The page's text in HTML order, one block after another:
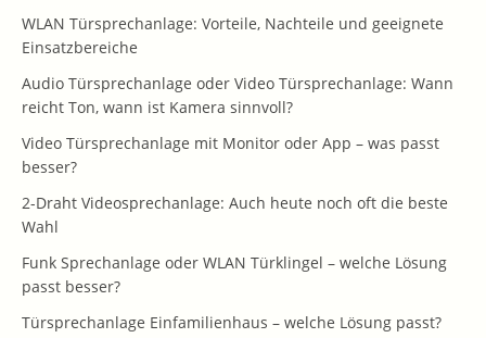
WLAN Türsprechanlage: Vorteile, Nachteile und geeignete
Einsatzbereiche
Audio Türsprechanlage oder Video Türsprechanlage: Wann
reicht Ton, wann ist Kamera sinnvoll?
Video Türsprechanlage mit Monitor oder App – was passt
besser?
2-Draht Videosprechanlage: Auch heute noch oft die beste
Wahl
Funk Sprechanlage oder WLAN Türklingel – welche Lösung
passt besser?
Türsprechanlage Einfamilienhaus – welche Lösung passt?